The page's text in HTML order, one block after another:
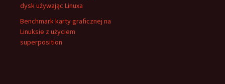
dysk używając Linuxa
Benchmark karty graficznej na
Linuksie z użyciem
superposition